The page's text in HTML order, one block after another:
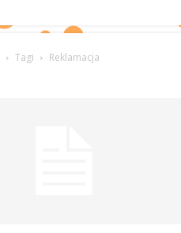
Tagi Reklamacja